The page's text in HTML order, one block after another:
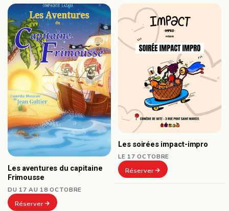
Les aventures du capitaine
Frimousse
DU 17 AU 18 OCTOBRE
Réserver
Les soirées impact-impro
LE 17 OCTOBRE
Réserver